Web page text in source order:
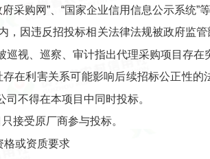
府采购网”、“国家企业信用信息公示系统
，因违反招投标相关法律法规被政府监
巡视、巡察、审计指出代理采购项目存在
存在利害关系可能影响后续招标公正性
司不得在本项目中同时投标。
接受原厂商参与投标。
格或资质要求